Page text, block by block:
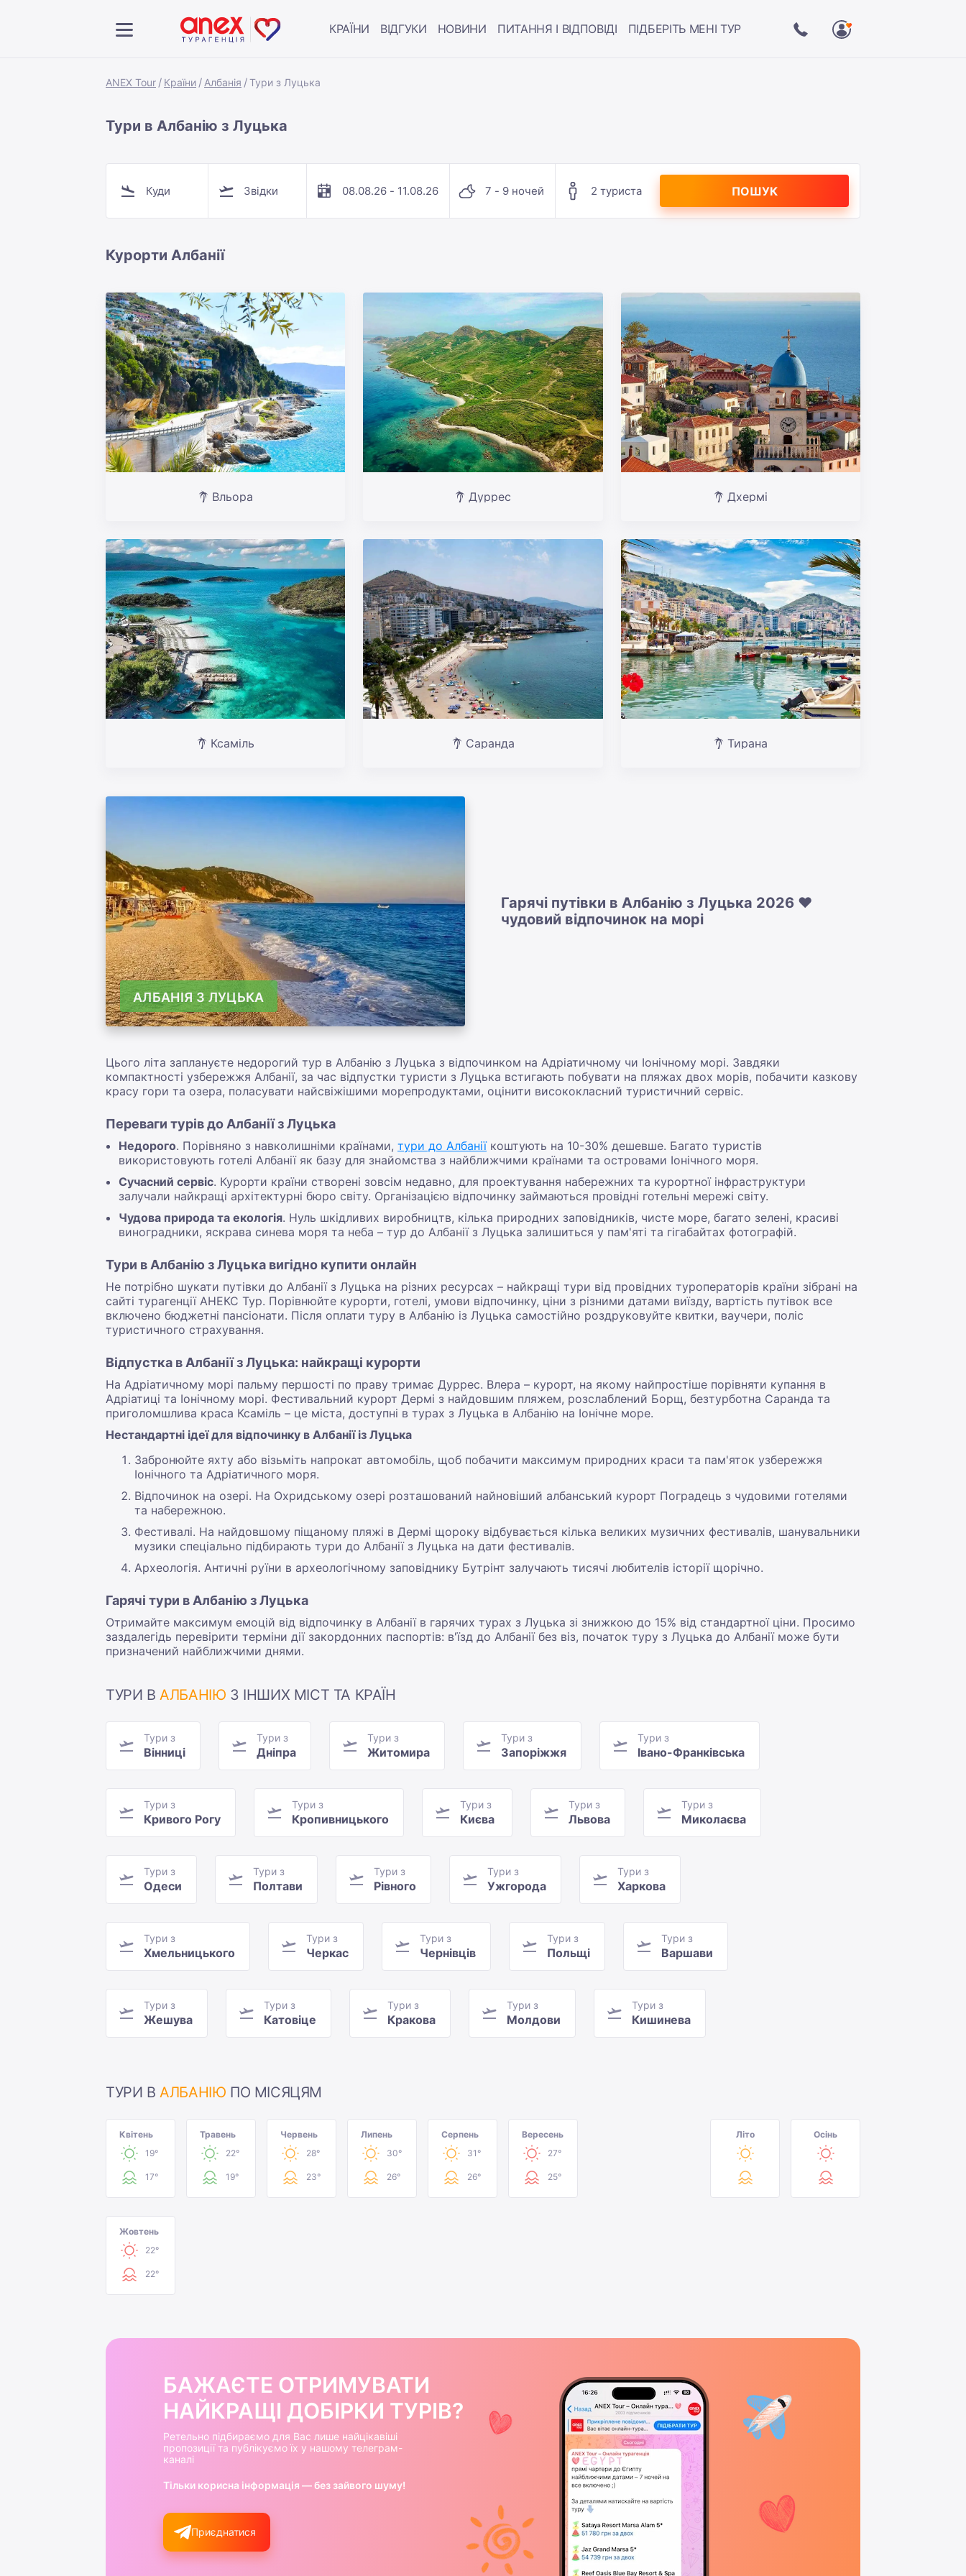
КРАЇНИ ВІДГУКИ НОВИНИ ПИТАННЯ І ВІДПОВІДІ ПІДБЕРІТЬ МЕНІ ТУР
ANEX Tour Країни Албанія Тури з Луцька
Тури в Албанію з Луцька
Куди Звідки 08.08.26 - 11.08.26 7 - 9 ночей 2 туриста ПОШУК
Курорти Албанії
Вльора Дуррес Дхермі
Ксаміль Саранда Тирана
АЛБАНІЯ З ЛУЦЬКА
Гарячі путівки в Албанію з Луцька 2026 ❤️
чудовий відпочинок на морі
Цього літа заплануєте недорогий тур в Албанію з Луцька з відпочинком на Адріатичному чи Іонічному морі. Завдяки
компактності узбережжя Албанії, за час відпустки туристи з Луцька встигають побувати на пляжах двох морів, побачити казкову
красу гори та озера, поласувати найсвіжішими морепродуктами, оцінити висококласний туристичний сервіс.
Переваги турів до Албанії з Луцька
Недорого. Порівняно з навколишніми країнами, тури до Албаніїкоштують на 10-30% дешевше. Багато туристів
використовують готелі Албанії як базу для знайомства з найближчими країнами та островами Іонічного моря.
Сучасний сервіс. Курорти країни створені зовсім недавно, для проектування набережних та курортної інфраструктури
залучали найкращі архітектурні бюро світу. Організацією відпочинку займаються провідні готельні мережі світу.
Чудова природа та екологія. Нуль шкідливих виробництв, кілька природних заповідників, чисте море, багато зелені, красиві
виноградники, яскрава синева моря та неба – тур до Албанії з Луцька залишиться у пам'яті та гігабайтах фотографій.
Тури в Албанію з Луцька вигідно купити онлайн
Не потрібно шукати путівки до Албанії з Луцька на різних ресурсах – найкращі тури від провідних туроператорів країни зібрані на
сайті турагенції АНЕКС Тур. Порівнюйте курорти, готелі, умови відпочинку, ціни з різними датами виїзду, вартість путівок все
включено бюджетні пансіонати. Після оплати туру в Албанію із Луцька самостійно роздруковуйте квитки, ваучери, поліс
туристичного страхування.
Відпустка в Албанії з Луцька: найкращі курорти
На Адріатичному морі пальму першості по праву тримає Дуррес. Влера – курорт, на якому найпростіше порівняти купання в
Адріатиці та Іонічному морі. Фестивальний курорт Дермі з найдовшим пляжем, розслаблений Борщ, безтурботна Саранда та
приголомшлива краса Ксаміль – це міста, доступні в турах з Луцька в Албанію на Іонічне море.
Нестандартні ідеї для відпочинку в Албанії із Луцька
Забронюйте яхту або візьміть напрокат автомобіль, щоб побачити максимум природних краси та пам'яток узбережжя
Іонічного та Адріатичного моря.
Відпочинок на озері. На Охридському озері розташований найновіший албанський курорт Поградець з чудовими готелями
та набережною.
Фестивалі. На найдовшому піщаному пляжі в Дермі щороку відбувається кілька великих музичних фестивалів, шанувальники
музики спеціально підбирають тури до Албанії з Луцька на дати фестивалів.
Археологія. Античні руїни в археологічному заповіднику Бутрінт залучають тисячі любителів історії щорічно.
Гарячі тури в Албанію з Луцька
Отримайте максимум емоцій від відпочинку в Албанії в гарячих турах з Луцька зі знижкою до 15% від стандартної ціни. Просимо
заздалегідь перевірити терміни дії закордонних паспортів: в'їзд до Албанії без віз, початок туру з Луцька до Албанії може бути
призначений найближчими днями.
ТУРИ ВАЛБАНІЮ З ІНШИХ МІСТ ТА КРАЇН
Тури з
Вінниці
Тури з
Дніпра
Тури з
Житомира
Тури з
Запоріжжя
Тури з
Івано-Франківська
Тури з
Кривого Рогу
Тури з
Кропивницького
Тури з
Києва
Тури з
Львова
Тури з
Миколаєва
Тури з
Одеси
Тури з
Полтави
Тури з
Рівного
Тури з
Ужгорода
Тури з
Харкова
Тури з
Хмельницького
Тури з
Черкас
Тури з
Чернівців
Тури з
Польщі
Тури з
Варшави
Тури з
Жешува
Тури з
Катовіце
Тури з
Кракова
Тури з
Молдови
Тури з
Кишинева
ТУРИ ВАЛБАНІЮ ПО МІСЯЦЯМ
Квітень
19°
17°
Травень
22°
19°
Червень
28°
23°
Липень
30°
26°
Серпень
31°
26°
Вересень
27°
25°
Жовтень
22°
22°
Літо Осінь
БАЖАЄТЕ ОТРИМУВАТИ
НАЙКРАЩІ ДОБІРКИ ТУРІВ?
Ретельно підбираємо для Вас лише найцікавіші
пропозиції та публікуємо їх у нашому телеграм-
каналі
Тільки корисна інформація — без зайвого шуму!
Приєднатися